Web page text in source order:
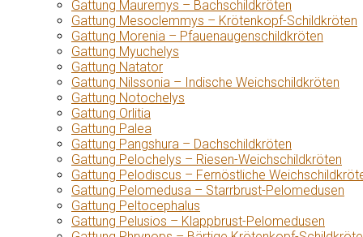
Gattung Mauremys – Bachschildkröten
Gattung Mesoclemmys – Krötenkopf-Schildkröten
Gattung Morenia – Pfauenaugenschildkröten
Gattung Myuchelys
Gattung Natator
Gattung Nilssonia – Indische Weichschildkröten
Gattung Notochelys
Gattung Orlitia
Gattung Palea
Gattung Pangshura – Dachschildkröten
Gattung Pelochelys – Riesen-Weichschildkröten
Gattung Pelodiscus – Fernöstliche
Gattung Pelomedusa – Starrbrust-Pelomedusen
Gattung Peltocephalus
Gattung Pelusios – Klappbrust-Pelomedusen